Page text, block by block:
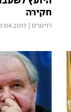
חקירה
רויטרס